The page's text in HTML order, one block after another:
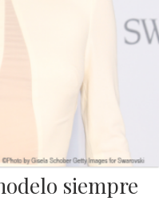
siempre